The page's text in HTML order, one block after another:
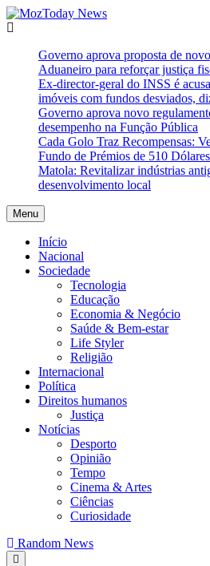
Skip
to
Governo aprova proposta de
Aduaneiro para reforçar justiça
Ex-director-geral do INSS é
imóveis com fundos desviados,
Governo aprova novo
desempenho na Função Pública
Cada Golo Traz Recompensas:
Fundo de Prémios de 510 Dólares
Matola: Revitalizar indústrias
desenvolvimento local
Menu
Início
Nacional
Sociedade
Tecnologia
Educação
Economia & Negócio
Saúde & Bem-estar
Life Styler
Religião
Internacional
Política
Direitos humanos
Justiça
Notícias
Desporto
Opinião
Tempo
Cinema & Artes
Ciências
Curiosidade
Random News